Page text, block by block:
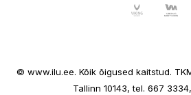
© www.ilu.ee. Kõik õigused kaitstud.
Tallinn 10143, tel. 667